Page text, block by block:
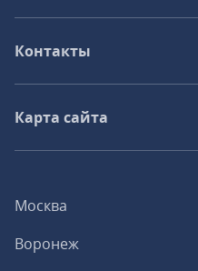
Москва
Воронеж
Контакты
Карта сайта